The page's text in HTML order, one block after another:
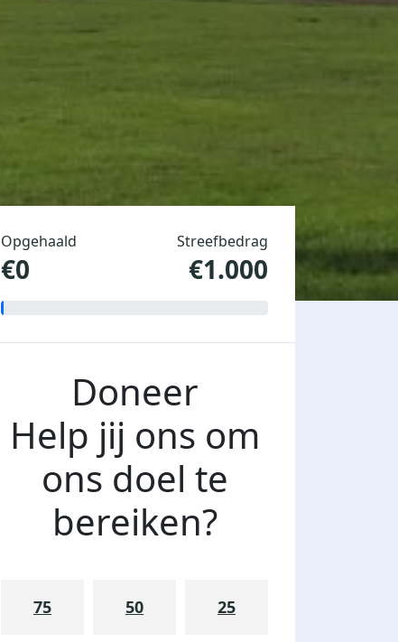
Opgehaald
€0
Streefbedrag
€1.000
Doneer
Help jij ons om
ons doel te
bereiken?
75 50 25